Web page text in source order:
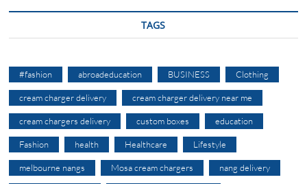
TAGS
#fashion abroadeducation BUSINESS Clothing
cream charger delivery cream charger delivery near me
cream chargers delivery custom boxes education
Fashion health Healthcare Lifestyle
melbourne nangs Mosa cream chargers nang delivery